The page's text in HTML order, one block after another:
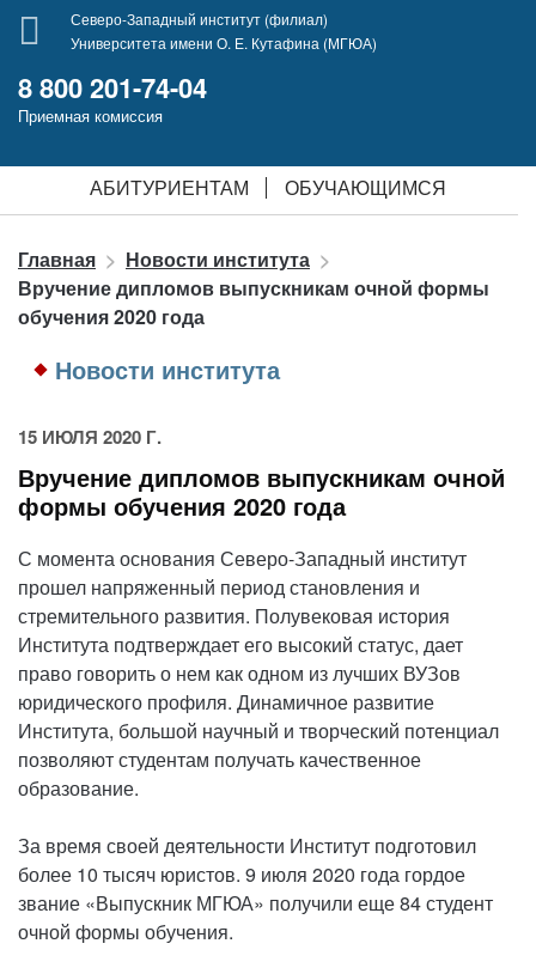
Северо-Западный институт (филиал)
Университета имени О. Е. Кутафина (МГЮА)
8 800 201-74-04
Приемная комиссия
АБИТУРИЕНТАМ ОБУЧАЮЩИМСЯ
Главная
Новости института
Вручение дипломов выпускникам очной формы
обучения 2020 года
Новости института
15 ИЮЛЯ 2020 Г.
Вручение дипломов выпускникам очной
формы обучения 2020 года
С момента основания Северо-Западный институт
прошел напряженный период становления и
стремительного развития. Полувековая история
Института подтверждает его высокий статус, дает
право говорить о нем как одном из лучших ВУЗов
юридического профиля. Динамичное развитие
Института, большой научный и творческий потенциал
позволяют студентам получать качественное
образование.
За время своей деятельности Институт подготовил
более 10 тысяч юристов. 9 июля 2020 года гордое
звание «Выпускник МГЮА» получили еще 84 студент
очной формы обучения.